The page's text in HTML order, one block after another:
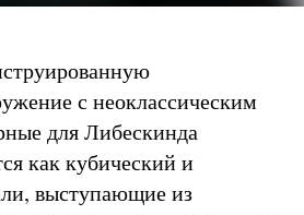
с неоклассическим
для Либескинда
как кубический и
выступающие из